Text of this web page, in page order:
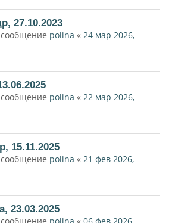
27.10.2023
polina « 24 мар 2026,
polina « 22 мар 2026,
15.11.2025
polina « 21 фев 2026,
23.03.2025